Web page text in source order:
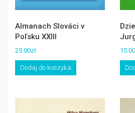
Almanach Slováci v
Poľsku XXIII
25.00zł
Dodaj do koszyka
15.00